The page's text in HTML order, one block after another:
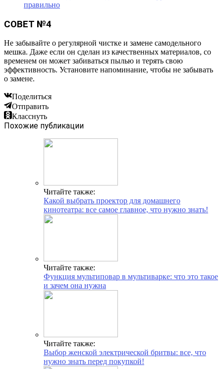
правильно
СОВЕТ №4
Не забывайте о регулярной чистке и замене самодельного
мешка. Даже если он сделан из качественных материалов, со
временем он может забиваться пылью и терять свою
эффективность. Установите напоминание, чтобы не забывать
о замене.
Поделиться
Отправить
Класснуть
Похожие публикации
Читайте также:
Какой выбрать проектор для домашнего
кинотеатра: все самое главное, что нужно знать!
Читайте также:
Функция мультиповар в мультиварке: что это такое
и зачем она нужна
Читайте также:
Выбор женской электрической бритвы: все, что
нужно знать перед покупкой!